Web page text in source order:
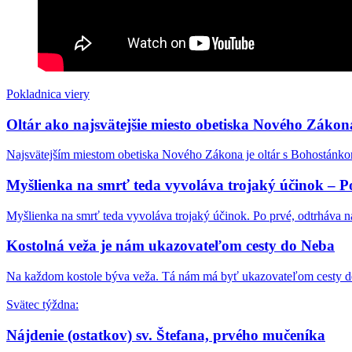
Poľský Ústavný súd zrušil normu, ktorá
Rod Dreher o covidovom cárovi Faucim: „Jeho
Kardinál Roche: „Pápež Lev nezmení Traditiones
Vatikán usporadúva prvé oficiálne kolokvium o
Terorista útočiaci v Berlíne bol v Libanone zatknutý
Arcibiskup tvrdí, že moslimovia majú „Bohom
Lev XIV. vymenoval konzervatívneho arcibiskupa
Kardinál Zen o LGBT a súčasnom svete: „Milosrdný
Pokladnica viery
Oltár ako najsvätejšie miesto obetiska Nového
Najsvätejším miestom obetiska Nového Zákona je oltár s
Myšlienka na smrť teda vyvoláva trojaký účinok –
Myšlienka na smrť teda vyvoláva trojaký účinok. Po prvé, odtrháva
Kostolná veža je nám ukazovateľom cesty do Neba
Na každom kostole býva veža. Tá nám má byť ukazovateľom cesty
Svätec týždna:
Nájdenie (ostatkov) sv. Štefana, prvého mučeníka